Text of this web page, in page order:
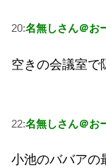
20:名無しさん＠お
空きの会議室で
22:名無しさん＠お
小池のババアの